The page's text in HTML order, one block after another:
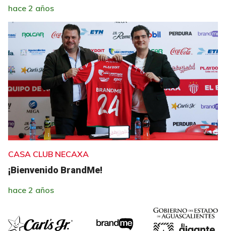
hace 2 años
CASA CLUB NECAXA
¡Bienvenido BrandMe!
hace 2 años